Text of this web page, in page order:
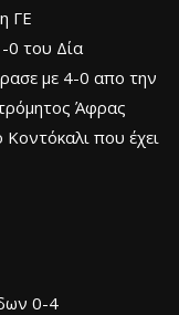
ΓΕ
0 του Δία
με 4-0 απο την
Άφρας
που έχει
0-4